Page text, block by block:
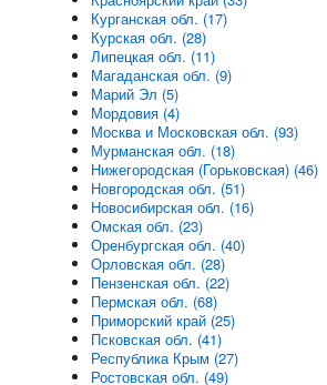
Курганская обл. (17)
Курская обл. (28)
Липецкая обл. (11)
Магаданская обл. (9)
Марий Эл (5)
Мордовия (4)
Москва и Московская обл. (93)
Мурманская обл. (18)
Нижегородская (Горьковская) (46)
Новгородская обл. (51)
Новосибирская обл. (16)
Омская обл. (23)
Оренбургская обл. (40)
Орловская обл. (28)
Пензенская обл. (22)
Пермская обл. (68)
Приморский край (25)
Псковская обл. (41)
Республика Крым (27)
Ростовская обл. (49)